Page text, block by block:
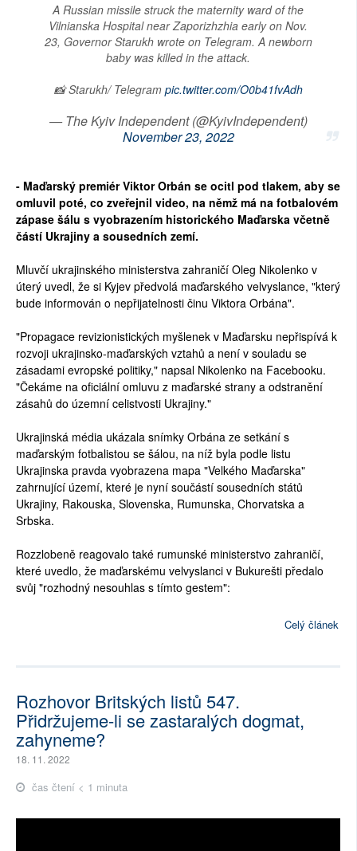
A Russian missile struck the maternity ward of the
Vilnianska Hospital near Zaporizhzhia early on Nov.
23, Governor Starukh wrote on Telegram. A newborn
baby was killed in the attack.
📸 Starukh/ Telegram pic.twitter.com/O0b41fvAdh
— The Kyiv Independent (@KyivIndependent)
November 23, 2022
- Maďarský premiér Viktor Orbán se ocitl pod tlakem, aby se
omluvil poté, co zveřejnil video, na němž má na fotbalovém
zápase šálu s vyobrazením historického Maďarska včetně
částí Ukrajiny a sousedních zemí.
Mluvčí ukrajinského ministerstva zahraničí Oleg Nikolenko v
úterý uvedl, že si Kyjev předvolá maďarského velvyslance, "který
bude informován o nepřijatelnosti činu Viktora Orbána".
"Propagace revizionistických myšlenek v Maďarsku nepřispívá k
rozvoji ukrajinsko-maďarských vztahů a není v souladu se
zásadami evropské politiky," napsal Nikolenko na Facebooku.
"Čekáme na oficiální omluvu z maďarské strany a odstranění
zásahů do územní celistvosti Ukrajiny."
Ukrajinská média ukázala snímky Orbána ze setkání s
maďarským fotbalistou se šálou, na níž byla podle listu
Ukrajinska pravda vyobrazena mapa "Velkého Maďarska"
zahrnující území, které je nyní součástí sousedních států
Ukrajiny, Rakouska, Slovenska, Rumunska, Chorvatska a
Srbska.
Rozzlobeně reagovalo také rumunské ministerstvo zahraničí,
které uvedlo, že maďarskému velvyslanci v Bukurešti předalo
svůj "rozhodný nesouhlas s tímto gestem":
Celý článek
Rozhovor Britských listů 547.
Přidržujeme-li se zastaralých dogmat,
zahyneme?
18. 11. 2022
čas čtení < 1 minuta